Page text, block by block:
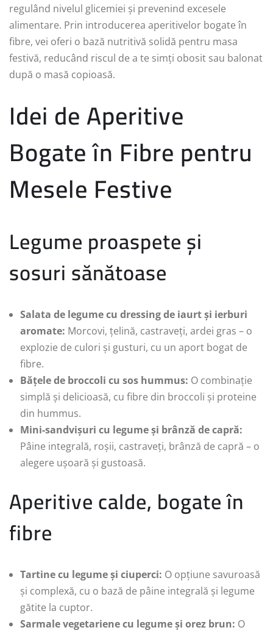
regulând nivelul glicemiei și prevenind excesele
alimentare. Prin introducerea aperitivelor bogate în
fibre, vei oferi o bază nutritivă solidă pentru masa
festivă, reducând riscul de a te simți obosit sau balonat
după o masă copioasă.
Idei de Aperitive
Bogate în Fibre pentru
Mesele Festive
Legume proaspete și
sosuri sănătoase
Salata de legume cu dressing de iaurt și ierburi
aromate: Morcovi, țelină, castraveți, ardei gras – o
explozie de culori și gusturi, cu un aport bogat de
fibre.
Bățele de broccoli cu sos hummus: O combinație
simplă și delicioasă, cu fibre din broccoli și proteine
din hummus.
Mini-sandvișuri cu legume și brânză de capră:
Pâine integrală, roșii, castraveți, brânză de capră – o
alegere ușoară și gustoasă.
Aperitive calde, bogate în
fibre
Tartine cu legume și ciuperci: O opțiune savuroasă
și complexă, cu o bază de pâine integrală și legume
gătite la cuptor.
Sarmale vegetariene cu legume și orez brun: O